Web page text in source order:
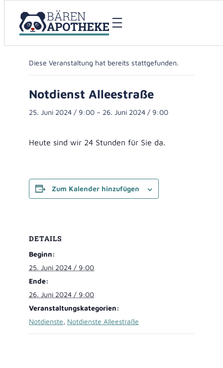
« Alle Veranstaltungen
Diese Veranstaltung hat bereits stattgefunden.
Notdienst Alleestraße
25. Juni 2024 / 9:00 – 26. Juni 2024 / 9:00
Heute sind wir 24 Stunden für Sie da.
Zum Kalender hinzufügen
DETAILS
Beginn:
25. Juni 2024 / 9:00
Ende:
26. Juni 2024 / 9:00
Veranstaltungskategorien:
Notdienste, Notdienste Alleestraße